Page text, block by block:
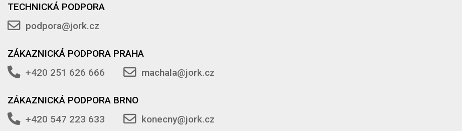
TECHNICKÁ PODPORA
podpora@jork.cz
ZÁKAZNICKÁ PODPORA PRAHA
+420 251 626 666
machala@jork.cz
ZÁKAZNICKÁ PODPORA BRNO
+420 547 223 633
konecny@jork.cz